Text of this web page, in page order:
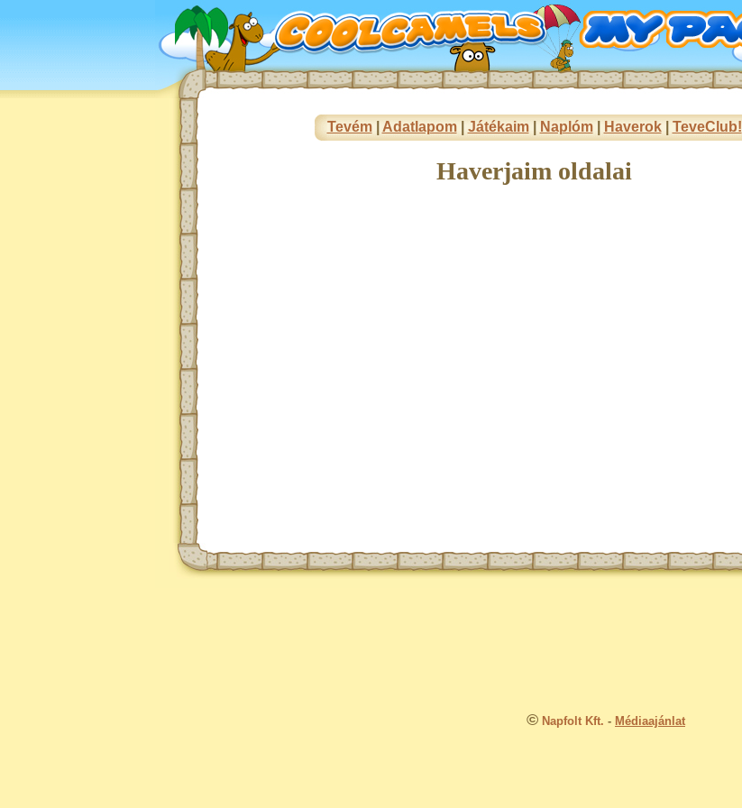
Tevém| Adatlapom| Játékaim| Naplóm| Haverok| TeveClub!
Haverjaim oldalai
© Napfolt Kft. - Médiaajánlat